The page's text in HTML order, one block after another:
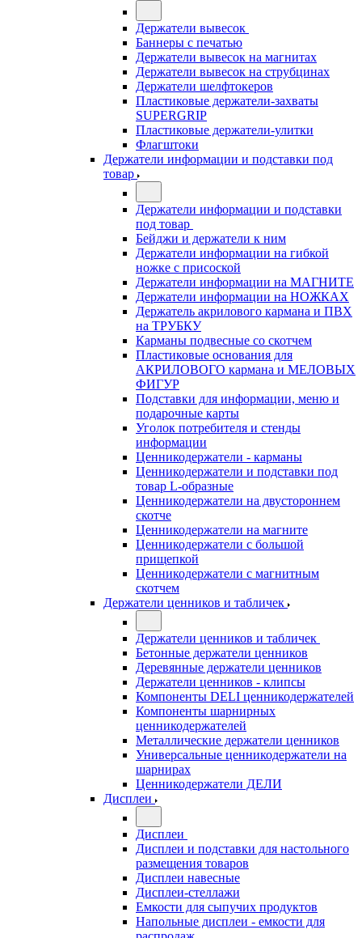
Держатели вывесок
Баннеры с печатью
Держатели вывесок на магнитах
Держатели вывесок на струбцинах
Держатели шелфтокеров
Пластиковые держатели-захваты
SUPERGRIP
Пластиковые держатели-улитки
Флагштоки
Держатели информации и подставки под
товар
Держатели информации и подставки
под товар
Бейджи и держатели к ним
Держатели информации на гибкой
ножке с присоской
Держатели информации на МАГНИТЕ
Держатели информации на НОЖКАХ
Держатель акрилового кармана и ПВХ
на ТРУБКУ
Карманы подвесные со скотчем
Пластиковые основания для
АКРИЛОВОГО кармана и МЕЛОВЫХ
ФИГУР
Подставки для информации, меню и
подарочные карты
Уголок потребителя и стенды
информации
Ценникодержатели - карманы
Ценникодержатели и подставки под
товар L-образные
Ценникодержатели на двустороннем
скотче
Ценникодержатели на магните
Ценникодержатели с большой
прищепкой
Ценникодержатели с магнитным
скотчем
Держатели ценников и табличек
Держатели ценников и табличек
Бетонные держатели ценников
Деревянные держатели ценников
Держатели ценников - клипсы
Компоненты DELI ценникодержателей
Компоненты шарнирных
ценникодержателей
Металлические держатели ценников
Универсальные ценникодержатели на
шарнирах
Ценникодержатели ДЕЛИ
Дисплеи
Дисплеи
Дисплеи и подставки для настольного
размещения товаров
Дисплеи навесные
Дисплеи-стеллажи
Емкости для сыпучих продуктов
Напольные дисплеи - емкости для